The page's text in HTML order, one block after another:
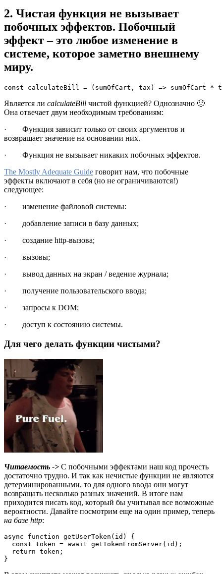
2. Чистая функция не вызывает
побочных эффектов. Побочный
эффект – это любое изменение в
системе, которое заметно внешнему
миру.
Является ли calculateBill чистой функцией? Однозначно 🙂
Она отвечает двум необходимым требованиям:
· Функция зависит только от своих аргументов и
возвращает значение на основании них.
· Функция не вызывает никаких побочных эффектов.
The Mostly Adequate Guide говорит нам, что побочные
эффекты включают в себя (но не ограничиваются!)
следующее:
· изменение файловой системы:
· добавление записи в базу данных;
· создание http-вызова;
· вызовы;
· вывод данных на экран / ведение журнала;
· получение пользовательского ввода;
· запросы к DOM;
· доступ к состоянию системы.
Для чего делать функции чистыми?
Читаемость -> С побочными эффектами наш код прочесть
достаточно трудно. И так как нечистые функции не являются
детерминированными, то для одного ввода они могут
возвращать несколько разных значений. В итоге нам
приходится писать код, который бы учитывал все возможные
вероятности. Давайте посмотрим еще на один пример, теперь
на базе http:
async function getUserToken(id) {
  const token = await getTokenFromServer(id);
  return token;